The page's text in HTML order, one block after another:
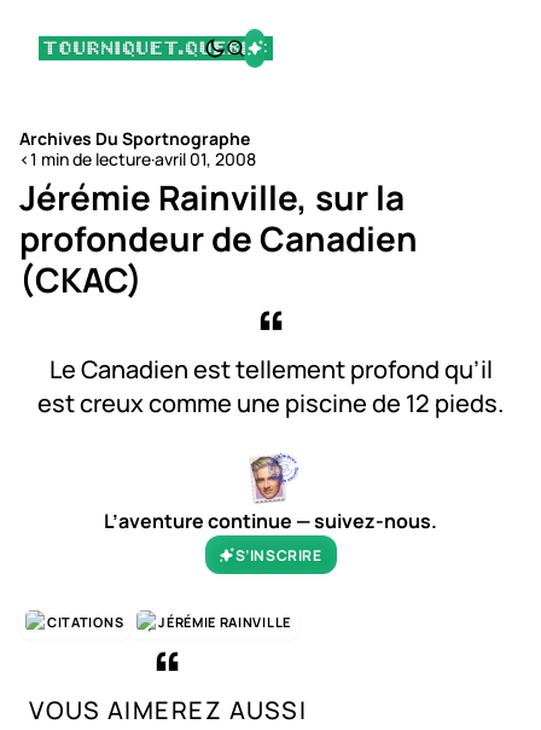
Archives Du Sportnographe
<1 min de lecture·avril 01, 2008
Jérémie Rainville, sur la
profondeur de Canadien
(CKAC)
Le Canadien est tellement profond qu’il
est creux comme une piscine de 12 pieds.
L’aventure continue — suivez-nous.
S’INSCRIRE
CITATIONS JÉRÉMIE RAINVILLE
VOUS AIMEREZ AUSSI